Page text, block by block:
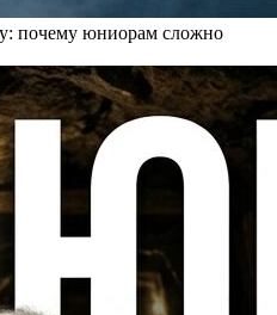
почему юниорам сложно